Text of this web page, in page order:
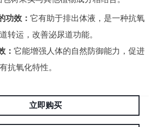
功效：它有助于排出体液，是一种抗氧
转运，改善泌尿道功能。
：它能增强人体的自然防御能力，促进
抗氧化特性。
立即购买